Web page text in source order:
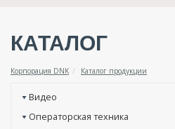
КАТАЛОГ
Корпорация DNK Каталог продукции
Видео
Операторская техника